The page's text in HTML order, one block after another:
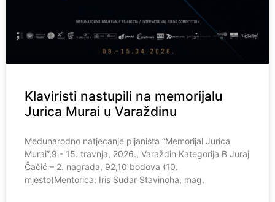
Klaviristi nastupili na memorijalu
Jurica Murai u Varaždinu
Međunarodno natjecanje pijanista “Memorijal Jurica
Murai”,9.- 15. travnja, 2026., Varaždin Kategorija B Juraj
Čačić – 2. nagrada, 92,10 bodova (10.
mjesto)Mentorica: Iris Sudar Stavinoha, mag.